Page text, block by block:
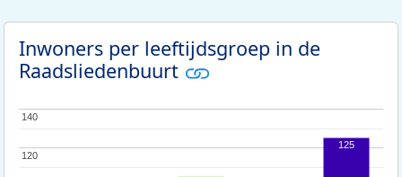
Inwoners per leeftijdsgroep in de
Raadsliedenbuurt
120
120
140
140
125